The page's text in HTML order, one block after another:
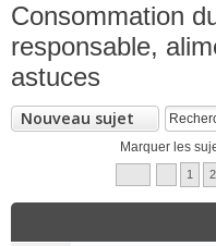
Consommation
responsable,
astuces
Nouveau sujet
Marquer les
1 2